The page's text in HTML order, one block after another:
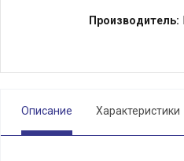
Производитель:
Описание Характеристики